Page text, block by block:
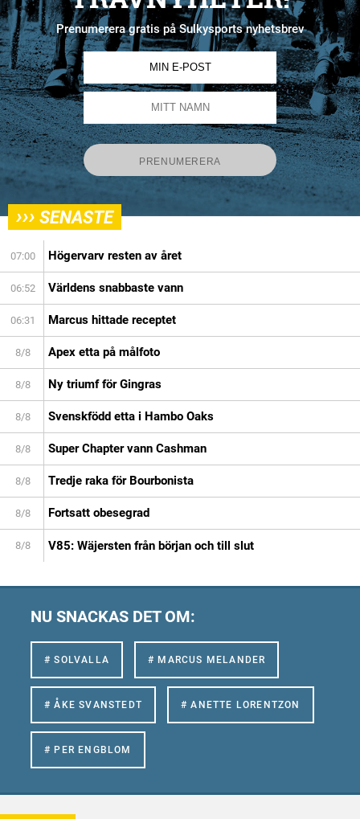
Prenumerera gratis på Sulkysports nyhetsbrev
››› SENASTE
07:00 Högervarv resten av året
06:52 Världens snabbaste vann
06:31 Marcus hittade receptet
8/8 Apex etta på målfoto
8/8 Ny triumf för Gingras
8/8 Svenskfödd etta i Hambo Oaks
8/8 Super Chapter vann Cashman
8/8 Tredje raka för Bourbonista
8/8 Fortsatt obesegrad
8/8 V85: Wäjersten från början och till slut
NU SNACKAS DET OM:
# SOLVALLA # MARCUS MELANDER
# ÅKE SVANSTEDT # ANETTE LORENTZON
# PER ENGBLOM